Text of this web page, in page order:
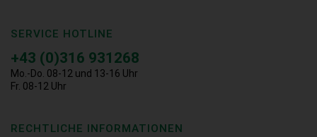
SERVICE HOTLINE
+43 (0)316 931268
Mo.-Do. 08-12 und 13-16 Uhr
Fr. 08-12 Uhr
RECHTLICHE INFORMATIONEN